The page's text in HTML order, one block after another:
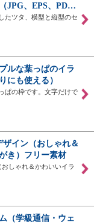
JPG、EPS、PD…
たツタ、横型と縦型のセ
ルな葉っぱのイラ
にも使える）
ぱの枠です。文字だけで
イン（おしゃれ＆
き）フリー素材
しゃれ＆かわいいイラ
（学級通信・ウェ